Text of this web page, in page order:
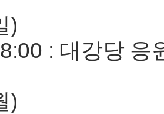
)
: 대강당 응
)